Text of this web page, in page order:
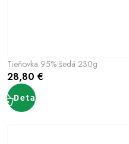
Tieňovka 95% šedá 230g
28,80 €
Detail